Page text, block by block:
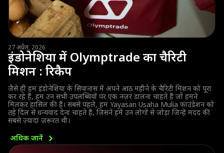
27 अप्रैल, 2026
इंडोनेशिया में Olymptrade का चैरिटी
मिशन : रिकैप
जैसे ही हम इंडोनेशिया के सिपानास में अपने आठ महीने के चैरिटी मिशन को पूरा
कर रहे हैं, हम उन सभी उपलब्धियों पर एक नज़र डालना चाहते हैं जो हमने
मिलकर हासिल की हैं। सबसे पहले, हम Yayasan Usaha Mulia फाउंडेशन को
तहे दिल से धन्यवाद देना चाहते हैं, जिसने हमें उन लोगों से जोड़ा जिन्हें मदद की
सबसे ज़्यादा ज़रूरत थी।
अधिक जानें